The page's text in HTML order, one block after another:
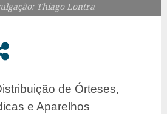
Thiago Lontra
de Órteses,
e Aparelhos